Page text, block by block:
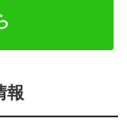
報